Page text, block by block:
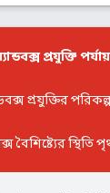
প্রযুক্তি
প্রযুক্তির
বৈশিষ্ট্যের স্থিতি